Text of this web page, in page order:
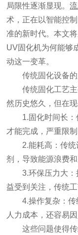
局限性逐渐显现。
术，正在以智能控
准的新时代。本文
UV固化机为何能够
动这一变革。
传统固化设备
传统固化工艺主
然历史悠久，但在
1.固化时间长：
才能完成，严重限
2.能耗高：传统
剂，导致能源浪费和
3.环保压力大：
益受到关注，传统
4.操作复杂：传
人力成本，还容易
这些问题使得传